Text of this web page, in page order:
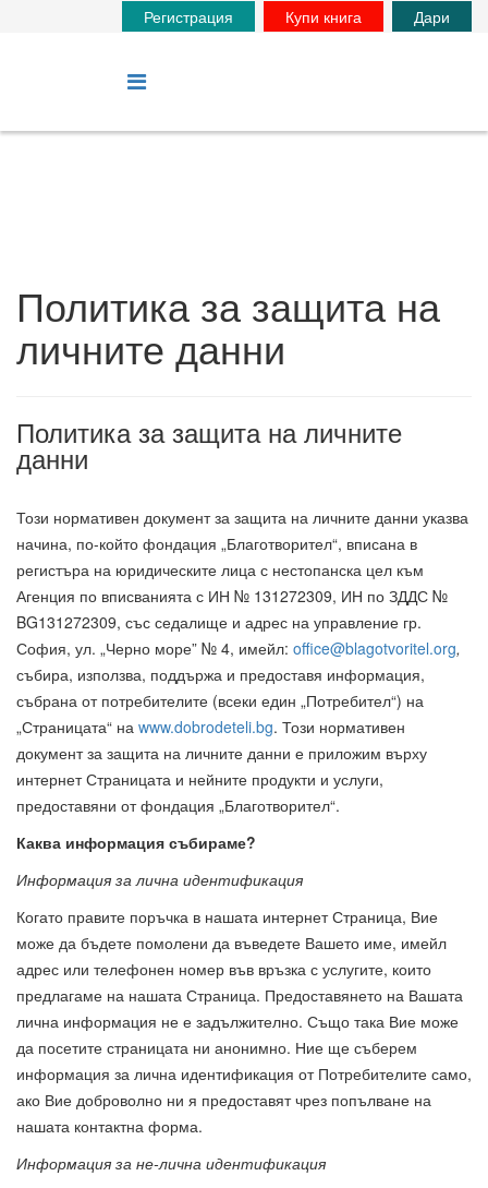
Регистрация Купи книга Дари
Политика за защита на
личните данни
Политика за защита на личните
данни
Този нормативен документ за защита на личните данни указва
начина, по-който фондация „Благотворител“, вписана в
регистъра на юридическите лица с нестопанска цел към
Агенция по вписванията с ИН № 131272309, ИН по ЗДДС №
BG131272309, със седалище и адрес на управление гр.
София, ул. „Черно море” № 4, имейл: office@blagotvoritel.org,
събира, използва, поддържа и предоставя информация,
събрана от потребителите (всеки един „Потребител“) на
„Страницата“ на www.dobrodeteli.bg. Този нормативен
документ за защита на личните данни е приложим върху
интернет Страницата и нейните продукти и услуги,
предоставяни от фондация „Благотворител“.
Каква информация събираме?
Информация за лична идентификация
Когато правите поръчка в нашата интернет Страница, Вие
може да бъдете помолени да въведете Вашето име, имейл
адрес или телефонен номер във връзка с услугите, които
предлагаме на нашата Страница. Предоставянето на Вашата
лична информация не е задължително. Също така Вие може
да посетите страницата ни анонимно. Ние ще съберем
информация за лична идентификация от Потребителите само,
ако Вие доброволно ни я предоставят чрез попълване на
нашата контактна форма.
Информация за не-лична идентификация